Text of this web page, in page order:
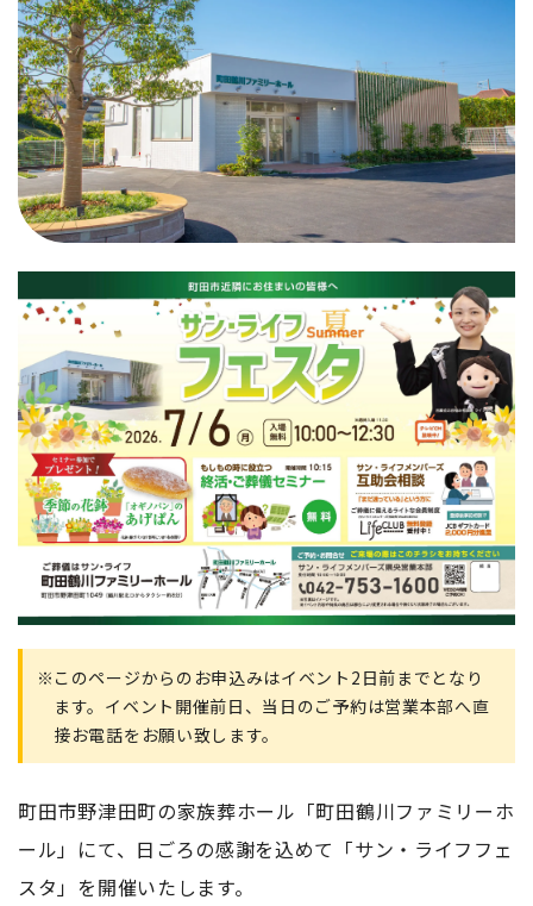
このページからのお申込みはイベント2日前までとなり
ます。イベント開催前日、当日のご予約は営業本部へ直
接お電話をお願い致します。
町田市野津田町の家族葬ホール「町田鶴川ファミリーホ
ール」にて、日ごろの感謝を込めて「サン・ライフフェ
スタ」を開催いたします。